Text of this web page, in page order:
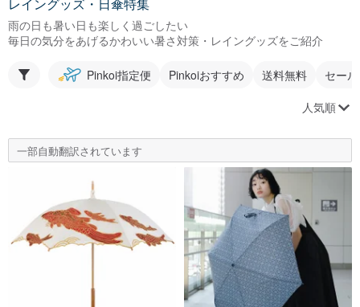
雨の日も暑い日も楽しく過ごしたい
毎日の気分をあげるかわいい暑さ対策・レイングッズをご紹介
Pinkoi指定便 Pinkoiおすすめ 送料無料 セー
人気順
一部自動翻訳されています